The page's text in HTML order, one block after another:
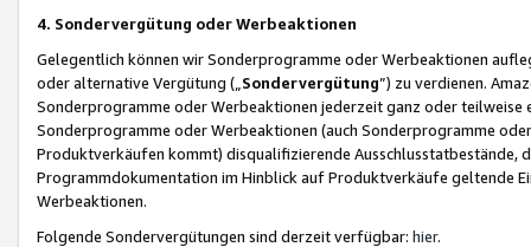
4. Sondervergütung oder Werbeaktionen
Gelegentlich können wir Sonderprogramme oder Werbeaktionen
oder alternative Vergütung („ Sondervergütung”) zu verdienen.
Sonderprogramme oder Werbeaktionen jederzeit ganz oder
Sonderprogramme oder Werbeaktionen (auch Sonderprogramme
Produktverkäufen kommt) disqualifizierende Ausschlusstatbestände,
Programmdokumentation im Hinblick auf Produktverkäufe geltende
Werbeaktionen.
Folgende Sondervergütungen sind derzeit verfügbar: hier.